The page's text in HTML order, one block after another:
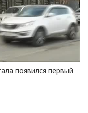
появился первый